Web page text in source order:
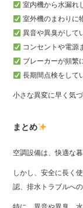
室内機から水漏れ
室外機のまわりに
異音や異臭がして
コンセントや電源
ブレーカーが頻繁
長期間点検をして
小さな異変に早く気
まとめ
空調設備は、快適な
しかし、安全に長く
認、排水トラブルへ